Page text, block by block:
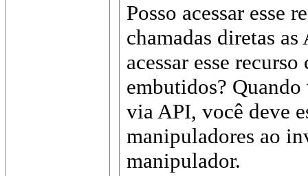
Posso acessar esse
chamadas diretas
acessar esse
embutidos?
via API, você deve
manipuladores ao
manipulador.